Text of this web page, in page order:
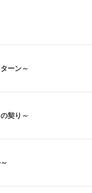
ーン～
契り～